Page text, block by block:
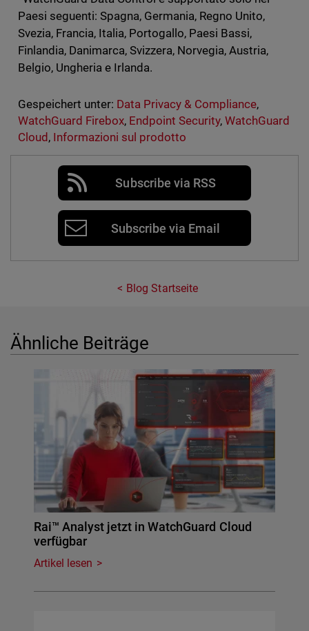
Paesi seguenti: Spagna, Germania, Regno Unito,
Svezia, Francia, Italia, Portogallo, Paesi Bassi,
Finlandia, Danimarca, Svizzera, Norvegia, Austria,
Belgio, Ungheria e Irlanda.
Gespeichert unter: Data Privacy & Compliance,
WatchGuard Firebox, Endpoint Security,WatchGuard
Cloud, Informazioni sul prodotto
Subscribe via RSS
Subscribe via Email
Blog Startseite
Ähnliche Beiträge
Rai™ Analyst jetzt in WatchGuard Cloud
verfügbar
Artikel lesen